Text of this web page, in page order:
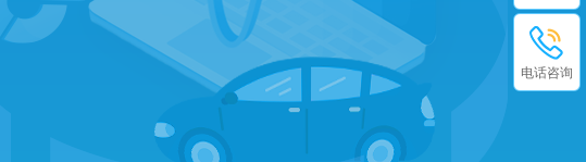
电话咨询